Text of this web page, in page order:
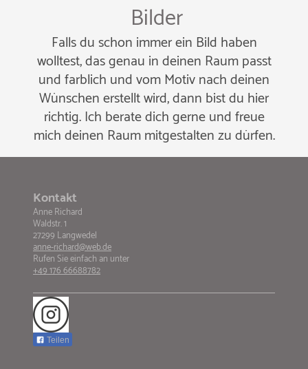
Bilder
Falls du schon immer ein Bild haben
wolltest, das genau in deinen Raum passt
und farblich und vom Motiv nach deinen
Wünschen erstellt wird, dann bist du hier
richtig. Ich berate dich gerne und freue
mich deinen Raum mitgestalten zu dürfen.
Kontakt
Anne Richard
Waldstr. 1
27299 Langwedel
anne-richard@web.de
Rufen Sie einfach an unter
+49 176 66688782
Teilen